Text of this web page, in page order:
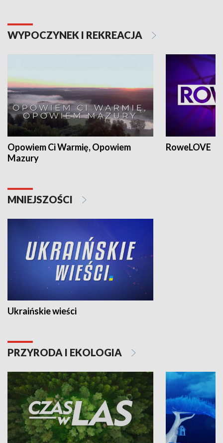
WYPOCZYNEK I REKREACJA
Opowiem Ci Warmię, Opowiem
Mazury
RoweLOVE
MNIEJSZOŚCI
Ukraińskie wieści
PRZYRODA I EKOLOGIA